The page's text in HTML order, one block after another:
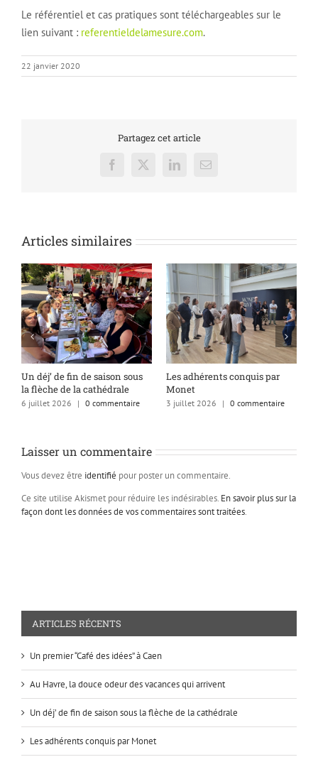
Le référentiel et cas pratiques sont téléchargeables sur le
lien suivant : referentieldelamesure.com.
22 janvier 2020
Partagez cet article
Facebook
X LinkedInEmail
Articles similaires
Un déj’ de fin de saison sous
la flèche de la cathédrale
6 juillet 2026 | 0 commentaire
Les adhérents conquis par
Monet
3 juillet 2026 | 0 commentaire
Laisser un commentaire
Vous devez être identifié pour poster un commentaire.
Ce site utilise Akismet pour réduire les indésirables. En savoir plus sur la
façon dont les données de vos commentaires sont traitées.
ARTICLES RÉCENTS
Un premier “Café des idées” à Caen
Au Havre, la douce odeur des vacances qui arrivent
Un déj’ de fin de saison sous la flèche de la cathédrale
Les adhérents conquis par Monet